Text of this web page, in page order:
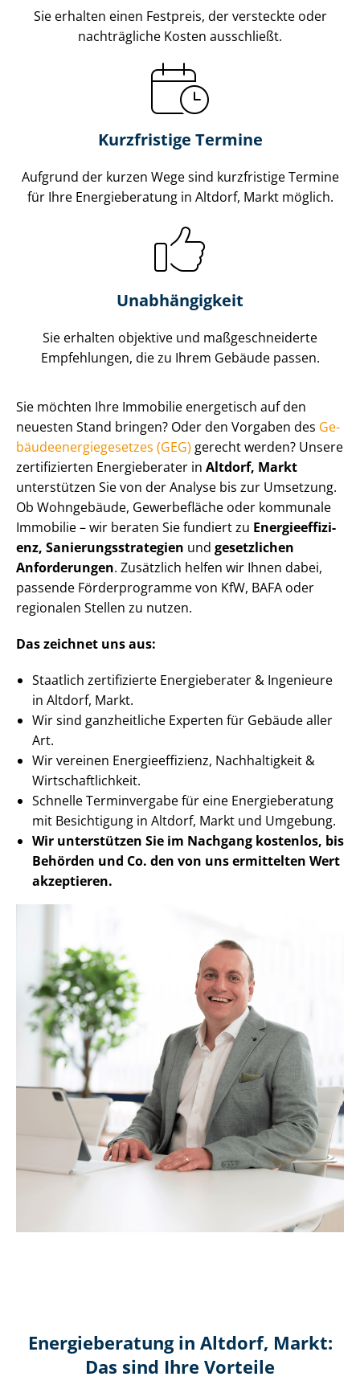
Sie erhalten einen Festpreis, der versteckte oder
nachträgliche Kosten ausschließt.
Kurzfristige Termine
Aufgrund der kurzen Wege sind kurzfristige Termine
für Ihre Energieberatung in Altdorf, Markt möglich.
Unabhängigkeit
Sie erhalten objektive und maß­ge­schnei­der­te
Empfehlungen, die zu Ihrem Gebäude passen.
Sie möchten Ihre Immobilie energetisch auf den
neuesten Stand bringen? Oder den Vorgaben des Ge­
bäu­de­en­er­gie­ge­set­zes (GEG) gerecht werden? Unsere
zertifizierten Energieberater in Altdorf, Markt
unterstützen Sie von der Analyse bis zur Umsetzung.
Ob Wohngebäude, Gewerbefläche oder kommunale
Immobilie – wir beraten Sie fundiert zu En­er­gie­ef­fi­zi­
enz, Sa­nie­rungs­stra­te­gien und gesetzlichen
Anforderungen. Zusätzlich helfen wir Ihnen dabei,
passende Förderprogramme von KfW, BAFA oder
regionalen Stellen zu nutzen.
Das zeichnet uns aus:
Staatlich zertifizierte Energieberater & Ingenieure
in Altdorf, Markt.
Wir sind ganzheitliche Experten für Gebäude aller
Art.
Wir vereinen En­er­gie­ef­fi­zi­enz, Nachhaltigkeit &
Wirt­schaft­lich­keit.
Schnelle Terminvergabe für eine Energieberatung
mit Besichtigung in Altdorf, Markt und Umgebung.
Wir unterstützen Sie im Nachgang kostenlos, bis
Behörden und Co. den von uns ermittelten Wert
akzeptieren.
Energieberatung in Altdorf, Markt:
Das sind Ihre Vorteile